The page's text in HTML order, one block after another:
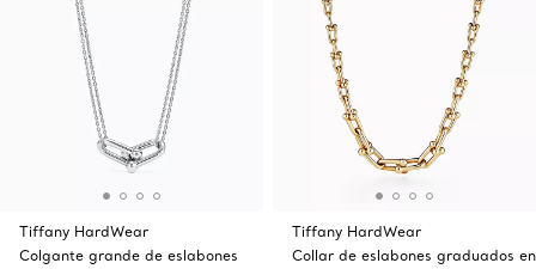
Tiffany HardWear
Colgante grande de eslabones
Tiffany HardWear
Collar de eslabones graduados en